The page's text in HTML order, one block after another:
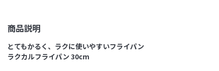
商品説明
とてもかるく、ラクに使いやすいフライパン
ラクカルフライパン 30cm